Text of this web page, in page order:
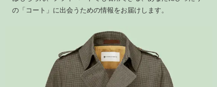
の「コート」に出会うための情報をお届けします。